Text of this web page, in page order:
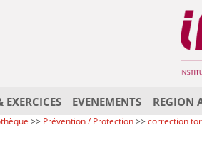
EVENEMENTS REGION
>> Prévention / Protection>>correction